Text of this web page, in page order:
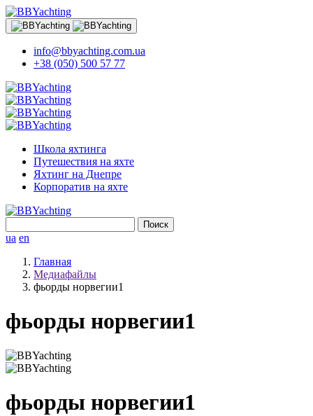
info@bbyachting.com.ua
+38 (050) 500 57 77
Школа яхтинга
Путешествия на яхте
Яхтинг на Днепре
Корпоратив на яхте
ua en
Главная
Медиафайлы
фьорды норвегии1
фьорды норвегии1
фьорды норвегии1